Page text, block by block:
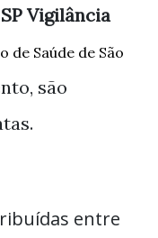
Vigilância
de Saúde de São
são
entre